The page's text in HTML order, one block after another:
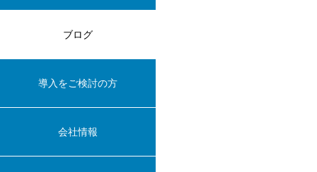
ブログ
導入をご検討の方
会社情報